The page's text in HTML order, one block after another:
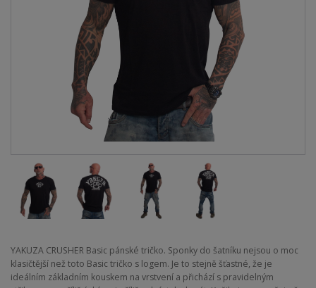
YAKUZA CRUSHER Basic pánské tričko. Sponky do šatníku nejsou o moc
klasičtější než toto Basic tričko s logem. Je to stejně šťastné, že je
ideálním základním kouskem na vrstvení a přichází s pravidelným